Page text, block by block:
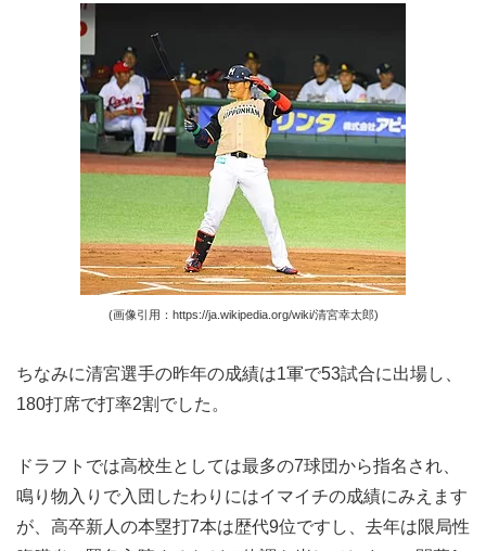
(画像引用：https://ja.wikipedia.org/wiki/清宮幸太郎)
ちなみに清宮選手の昨年の成績は1軍で53試合に出場し、
180打席で打率2割でした。
ドラフトでは高校生としては最多の7球団から指名され、
鳴り物入りで入団したわりにはイマイチの成績にみえます
が、高卒新人の本塁打7本は歴代9位ですし、去年は限局性